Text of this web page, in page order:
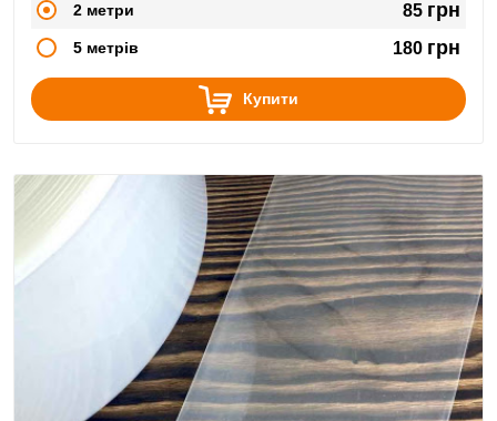
2 метри 85 грн
5 метрів 180 грн
Купити